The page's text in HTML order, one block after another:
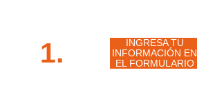
1.
INGRESA TU
INFORMACIÓN EN
EL FORMULARIO